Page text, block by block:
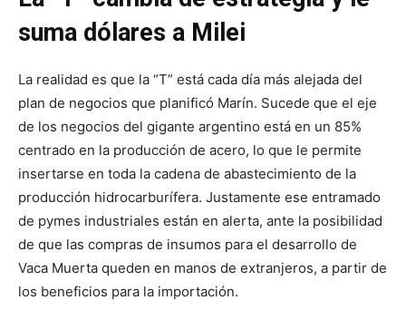
suma dólares a Milei
La realidad es que la “T” está cada día más alejada del
plan de negocios que planificó Marín. Sucede que el eje
de los negocios del gigante argentino está en un 85%
centrado en la producción de acero, lo que le permite
insertarse en toda la cadena de abastecimiento de la
producción hidrocarburífera. Justamente ese entramado
de pymes industriales están en alerta, ante la posibilidad
de que las compras de insumos para el desarrollo de
Vaca Muerta queden en manos de extranjeros, a partir de
los beneficios para la importación.